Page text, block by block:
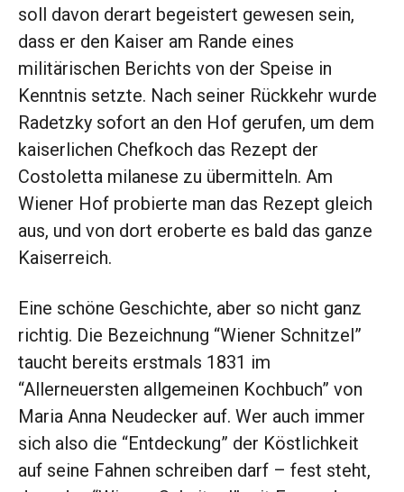
soll davon derart begeistert gewesen sein,
dass er den Kaiser am Rande eines
militärischen Berichts von der Speise in
Kenntnis setzte. Nach seiner Rückkehr wurde
Radetzky sofort an den Hof gerufen, um dem
kaiserlichen Chefkoch das Rezept der
Costoletta milanese zu übermitteln. Am
Wiener Hof probierte man das Rezept gleich
aus, und von dort eroberte es bald das ganze
Kaiserreich.
Eine schöne Geschichte, aber so nicht ganz
richtig. Die Bezeichnung “Wiener Schnitzel”
taucht bereits erstmals 1831 im
“Allerneuersten allgemeinen Kochbuch” von
Maria Anna Neudecker auf. Wer auch immer
sich also die “Entdeckung” der Köstlichkeit
auf seine Fahnen schreiben darf – fest steht,